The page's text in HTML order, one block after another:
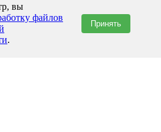
вы
файлов
.
Принять